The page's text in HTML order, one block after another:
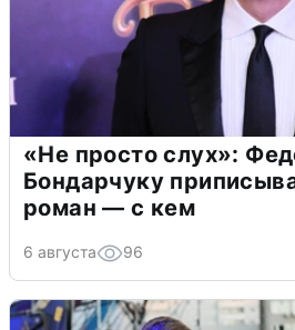
«Не просто слух»:
Бондарчуку
роман — с кем
6 августа 96